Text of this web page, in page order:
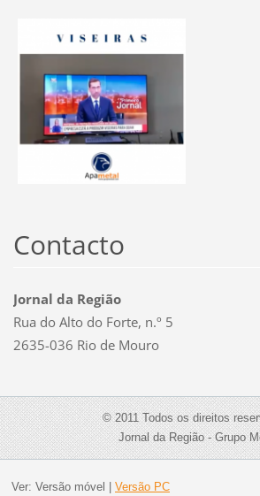
Contacto
Jornal da Região
Rua do Alto do Forte, n.º 5
2635-036 Rio de Mouro
© 2011 Todos os direitos
Jornal da Região - Grupo
Ver: Versão móvel | Versão PC